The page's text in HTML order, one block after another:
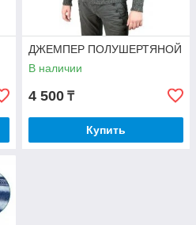
ДЖЕМПЕР ПОЛУШЕРТЯНОЙ
В наличии
4 500 ₸
Купить